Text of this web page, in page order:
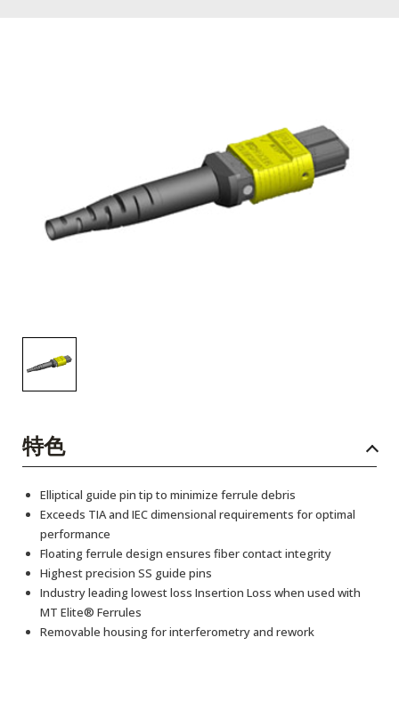
订阅
特色
Elliptical guide pin tip to minimize ferrule debris
Exceeds TIA and IEC dimensional requirements for optimal
performance
Floating ferrule design ensures fiber contact integrity
Highest precision SS guide pins
Industry leading lowest loss Insertion Loss when used with
MT Elite® Ferrules
Removable housing for interferometry and rework